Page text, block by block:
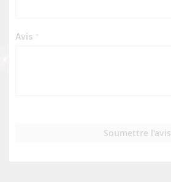
Avis
Soumettre l'avis